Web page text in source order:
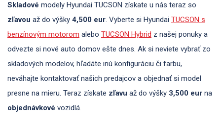
Skladové modely Hyundai TUCSON získate u nás teraz so
zľavou až do výšky 4,500 eur. Vyberte si Hyundai TUCSON s
benzínovým motorom alebo TUCSON Hybrid z našej ponuky a
odvezte si nové auto domov ešte dnes. Ak si neviete vybrať zo
skladových modelov, hľadáte inú konfiguráciu či farbu,
neváhajte kontaktovať našich predajcov a objednať si model
presne na mieru. Teraz získate zľavu až do výšky 3,500 eur na
objednávkové vozidlá.